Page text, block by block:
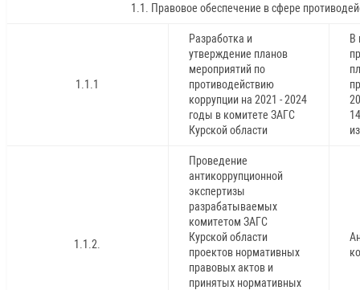
1.1. Правовое обеспечение в сфере
1.1.1
Разработка и
утверждение планов
мероприятий по
противодействию
коррупции на 2021 - 2024
годы в комитете ЗАГС
Курской области
В
1.1.2.
Проведение
антикоррупционной
экспертизы
разрабатываемых
комитетом ЗАГС
Курской области
проектов нормативных
правовых актов и
принятых нормативных